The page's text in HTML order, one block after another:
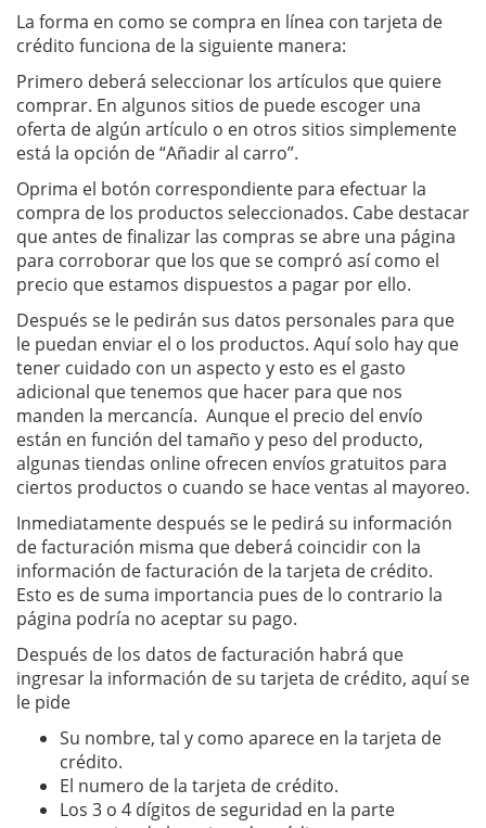
La forma en como se compra en línea con tarjeta de
crédito funciona de la siguiente manera:
Primero deberá seleccionar los artículos que quiere
comprar. En algunos sitios de puede escoger una
oferta de algún artículo o en otros sitios simplemente
está la opción de “Añadir al carro”.
Oprima el botón correspondiente para efectuar la
compra de los productos seleccionados. Cabe destacar
que antes de finalizar las compras se abre una página
para corroborar que los que se compró así como el
precio que estamos dispuestos a pagar por ello.
Después se le pedirán sus datos personales para que
le puedan enviar el o los productos. Aquí solo hay que
tener cuidado con un aspecto y esto es el gasto
adicional que tenemos que hacer para que nos
manden la mercancía. Aunque el precio del envío
están en función del tamaño y peso del producto,
algunas tiendas online ofrecen envíos gratuitos para
ciertos productos o cuando se hace ventas al mayoreo.
Inmediatamente después se le pedirá su información
de facturación misma que deberá coincidir con la
información de facturación de la tarjeta de crédito.
Esto es de suma importancia pues de lo contrario la
página podría no aceptar su pago.
Después de los datos de facturación habrá que
ingresar la información de su tarjeta de crédito, aquí se
le pide
Su nombre, tal y como aparece en la tarjeta de
crédito.
El numero de la tarjeta de crédito.
Los 3 o 4 dígitos de seguridad en la parte